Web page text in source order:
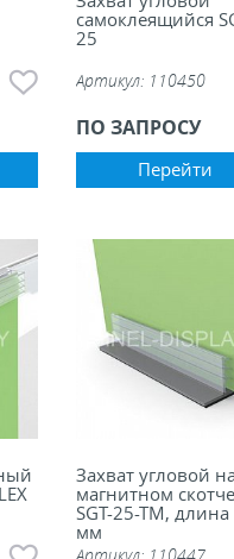
самоклеящийся
25
Артикул: 110450
ПО ЗАПРОСУ
Перейти
Захват угловой
магнитном скотче
SGT-25-TM, длина
мм